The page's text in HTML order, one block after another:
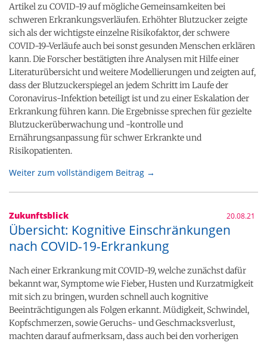
Artikel zu COVID-19 auf mögliche Gemeinsamkeiten bei
schweren Erkrankungsverläufen. Erhöhter Blutzucker zeigte
sich als der wichtigste einzelne Risikofaktor, der schwere
COVID-19-Verläufe auch bei sonst gesunden Menschen erklären
kann. Die Forscher bestätigten ihre Analysen mit Hilfe einer
Literaturübersicht und weitere Modellierungen und zeigten auf,
dass der Blutzuckerspiegel an jedem Schritt im Laufe der
Coronavirus-Infektion beteiligt ist und zu einer Eskalation der
Erkrankung führen kann. Die Ergebnisse sprechen für gezielte
Blutzuckerüberwachung und -kontrolle und
Ernährungsanpassung für schwer Erkrankte und
Risikopatienten.
Weiter zum vollständigem Beitrag →
Zukunftsblick 20.08.21
Übersicht: Kognitive Einschränkungen
nach COVID-19-Erkrankung
Nach einer Erkrankung mit COVID-19, welche zunächst dafür
bekannt war, Symptome wie Fieber, Husten und Kurzatmigkeit
mit sich zu bringen, wurden schnell auch kognitive
Beeinträchtigungen als Folgen erkannt. Müdigkeit, Schwindel,
Kopfschmerzen, sowie Geruchs- und Geschmacksverlust,
machten darauf aufmerksam, dass auch bei den vorherigen